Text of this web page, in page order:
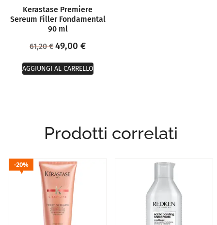
Kerastase Premiere
Sereum Filler Fondamental
90 ml
61,20€ 49,00€
AGGIUNGI AL CARRELLO
Prodotti correlati
20%